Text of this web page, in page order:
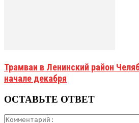
Трамваи в Ленинский район
начале декабря
ОСТАВЬТЕ ОТВЕТ